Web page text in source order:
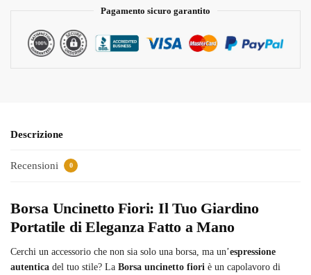
Pagamento sicuro garantito
Descrizione
Recensioni 0
Borsa Uncinetto Fiori: Il Tuo Giardino
Portatile di Eleganza Fatto a Mano
Cerchi un accessorio che non sia solo una borsa, ma un’espressione
autentica del tuo stile? La Borsa uncinetto fiori è un capolavoro di